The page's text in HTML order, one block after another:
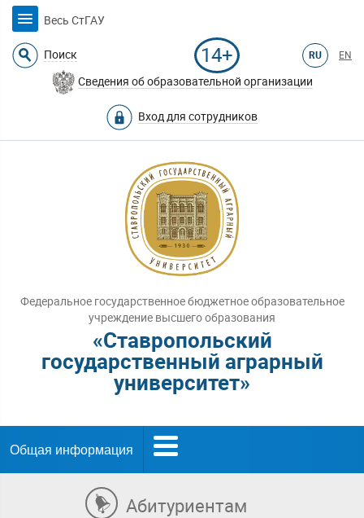
Весь СтГАУ
Поиск 14+ RU EN
Сведения об образовательной организации
Вход для сотрудников
Федеральное государственное бюджетное образовательное
учреждение высшего образования
«Ставропольский
государственный аграрный
университет»
Общая информация
Абитуриентам